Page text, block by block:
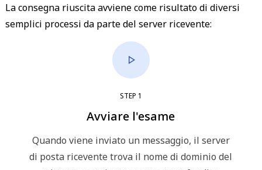
La consegna riuscita avviene come risultato di diversi
semplici processi da parte del server ricevente:
STEP 1
Avviare l'esame
Quando viene inviato un messaggio, il server
di posta ricevente trova il nome di dominio del